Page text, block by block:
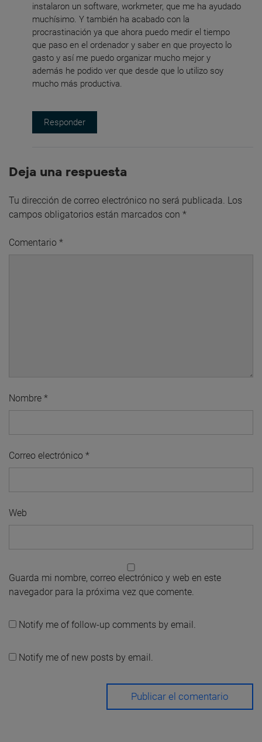
instalaron un software, workmeter, que me ha ayudado
muchísimo. Y también ha acabado con la
procrastinación ya que ahora puedo medir el tiempo
que paso en el ordenador y saber en que proyecto lo
gasto y así me puedo organizar mucho mejor y
además he podido ver que desde que lo utilizo soy
mucho más productiva.
Responder
Deja una respuesta
Tu dirección de correo electrónico no será publicada. Los
campos obligatorios están marcados con *
Comentario *
Nombre *
Correo electrónico *
Web
Guarda mi nombre, correo electrónico y web en este
navegador para la próxima vez que comente.
Notify me of follow-up comments by email.
Notify me of new posts by email.